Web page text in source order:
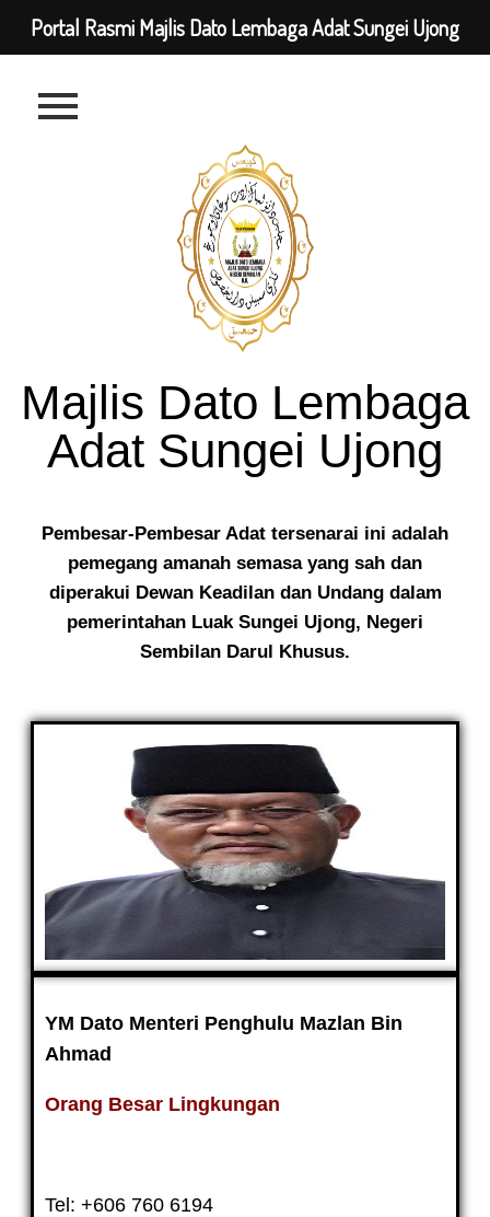
Majlis Dato Lembaga
Adat Sungei Ujong
Pembesar-Pembesar Adat tersenarai ini adalah
pemegang amanah semasa yang sah dan
diperakui Dewan Keadilan dan Undang dalam
pemerintahan Luak Sungei Ujong, Negeri
Sembilan Darul Khusus.
YM Dato Menteri Penghulu Mazlan Bin
Ahmad
Orang Besar Lingkungan
Tel: +606 760 6194
Portal Rasmi Majlis Dato Lembaga Adat Sungei Ujong